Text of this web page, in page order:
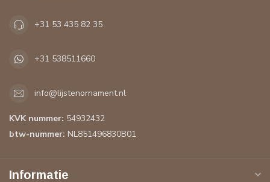
+31 53 435 82 35
+31 538511660
info@lijstenornament.nl
KVK nummer: 54932432
btw-nummer: NL851496830B01
Informatie